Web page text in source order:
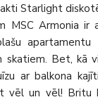
Starlight
MSC Armonia
skatiem. Bet, kā
ar balkona
un vēl! Britu